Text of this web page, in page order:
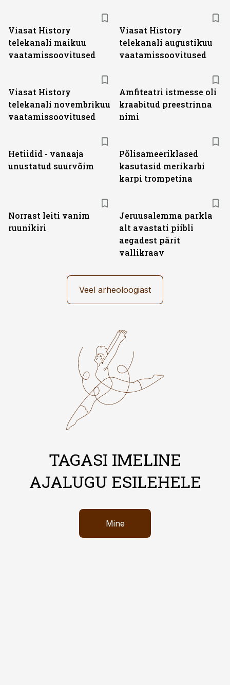
Viasat History
telekanali maikuu
vaatamissoovitused
Viasat History
telekanali augustikuu
vaatamissoovitused
Viasat History
telekanali novembrikuu
vaatamissoovitused
Amfiteatri istmesse oli
kraabitud preestrinna
nimi
Hetiidid - vanaaja
unustatud suurvõim
Põlisameeriklased
kasutasid merikarbi
karpi trompetina
Norrast leiti vanim
ruunikiri
Jeruusalemma parkla
alt avastati piibli
aegadest pärit
vallikraav
Veel arheoloogiast
TAGASI IMELINE
AJALUGU ESILEHELE
Mine